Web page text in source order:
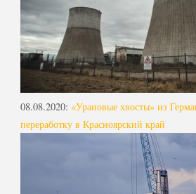
08.08.2020: «Урановые хвосты» из
переработку в Красноярский край